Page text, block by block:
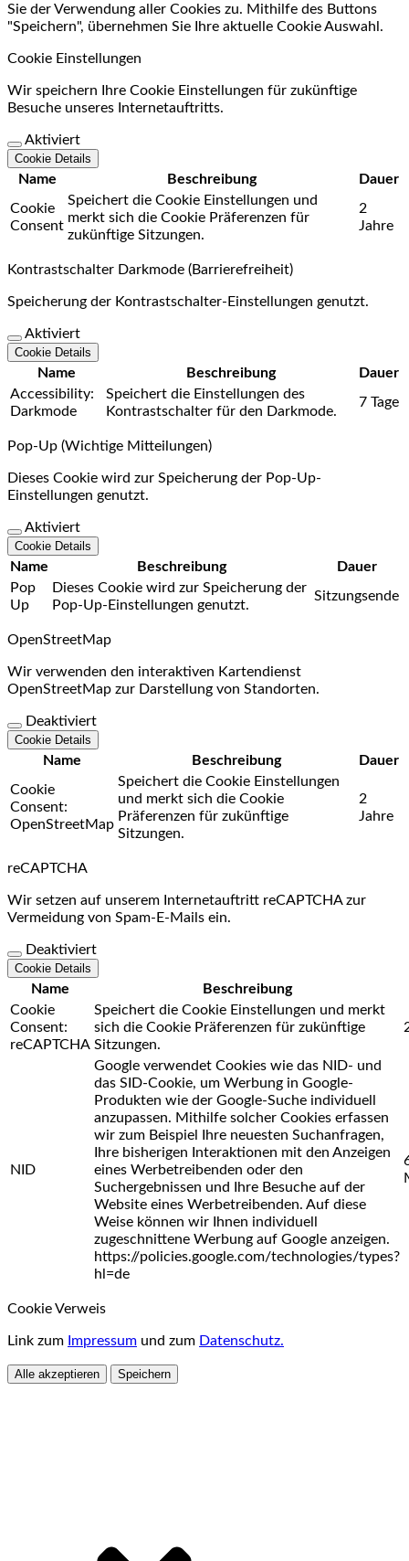
Sie der Verwendung aller Cookies zu. Mithilfe des Buttons
"Speichern", übernehmen Sie Ihre aktuelle Cookie Auswahl.
Cookie Einstellungen
Wir speichern Ihre Cookie Einstellungen für zukünftige
Besuche unseres Internetauftritts.
Aktiviert
Cookie Details
Name Beschreibung
Dauer
Cookie
Consent
Speichert die Cookie Einstellungen und
merkt sich die Cookie Präferenzen für
zukünftige Sitzungen.
2
Jahre
Kontrastschalter Darkmode (Barrierefreiheit)
Speicherung der Kontrastschalter-Einstellungen genutzt.
Aktiviert
Cookie Details
Name Beschreibung
Dauer
Accessibility:
Darkmode
Speichert die Einstellungen des
Kontrastschalter für den Darkmode.
7 Tage
Pop-Up (Wichtige Mitteilungen)
Dieses Cookie wird zur Speicherung der Pop-Up-
Einstellungen genutzt.
Aktiviert
Cookie Details
Name Beschreibung
Dauer
Pop
Up
Dieses Cookie wird zur Speicherung der
Pop-Up-Einstellungen genutzt.
Sitzungsende
OpenStreetMap
Wir verwenden den interaktiven Kartendienst
OpenStreetMap zur Darstellung von Standorten.
Deaktiviert
Cookie Details
Name Beschreibung
Dauer
Cookie
Consent:
OpenStreetMap
Speichert die Cookie Einstellungen
und merkt sich die Cookie
Präferenzen für zukünftige
Sitzungen.
2
Jahre
reCAPTCHA
Wir setzen auf unserem Internetauftritt reCAPTCHA zur
Vermeidung von Spam-E-Mails ein.
Deaktiviert
Cookie Details
Name Beschreibung
Cookie
Consent:
reCAPTCHA
Speichert die Cookie Einstellungen und merkt
sich die Cookie Präferenzen für zukünftige
Sitzungen.
NID
Google verwendet Cookies wie das NID- und
das SID-Cookie, um Werbung in Google-
Produkten wie der Google-Suche individuell
anzupassen. Mithilfe solcher Cookies erfassen
wir zum Beispiel Ihre neuesten Suchanfragen,
Ihre bisherigen Interaktionen mit den Anzeigen
eines Werbetreibenden oder den
Suchergebnissen und Ihre Besuche auf der
Website eines Werbetreibenden. Auf diese
Weise können wir Ihnen individuell
zugeschnittene Werbung auf Google anzeigen.
https://policies.google.com/technologies/types?
hl=de
Cookie Verweis
Link zum Impressum und zum Datenschutz.
Alle akzeptieren Speichern